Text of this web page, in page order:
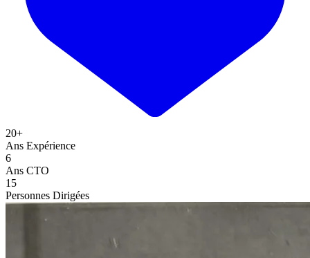
20+
Ans Expérience
6
Ans CTO
15
Personnes Dirigées